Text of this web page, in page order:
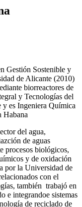
Gestión Sostenible y
de Alicante (2010)
biorreactores de
y Tecnologías del
es Ingeniera Química
Habana
del agua,
de aguas
procesos biológicos,
y de oxidación
por la Universidad de
con el
también trabajó en
e integrandoe sistemas
de reciclado de